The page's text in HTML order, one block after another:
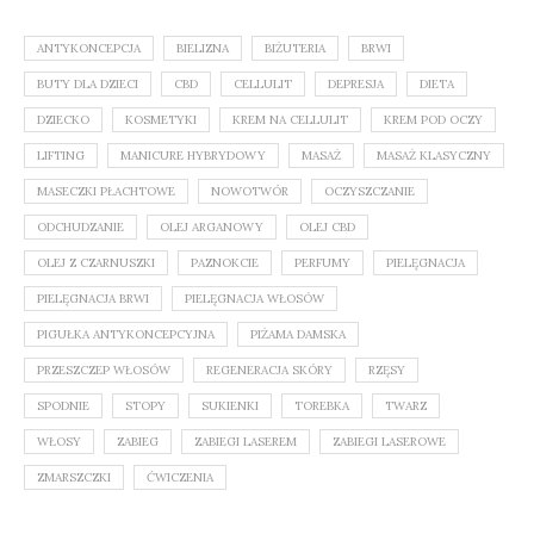
ANTYKONCEPCJA BIELIZNA BIŻUTERIA BRWI
BUTY DLA DZIECI CBD CELLULIT DEPRESJA DIETA
DZIECKO KOSMETYKI KREM NA CELLULIT KREM POD OCZY
LIFTING MANICURE HYBRYDOWY MASAŻ MASAŻ KLASYCZNY
MASECZKI PŁACHTOWE NOWOTWÓR OCZYSZCZANIE
ODCHUDZANIE OLEJ ARGANOWY OLEJ CBD
OLEJ Z CZARNUSZKI PAZNOKCIE PERFUMY PIELĘGNACJA
PIELĘGNACJA BRWI PIELĘGNACJA WŁOSÓW
PIGUŁKA ANTYKONCEPCYJNA PIŻAMA DAMSKA
PRZESZCZEP WŁOSÓW REGENERACJA SKÓRY RZĘSY
SPODNIE STOPY SUKIENKI TOREBKA TWARZ
WŁOSY ZABIEG ZABIEGI LASEREM ZABIEGI LASEROWE
ZMARSZCZKI ĆWICZENIA